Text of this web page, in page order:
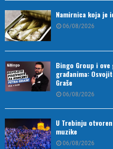
Namirnica koja je
06/08/2026
Bingo Group i
građanima:
Graše
06/08/2026
U Trebinju
muzike
06/08/2026